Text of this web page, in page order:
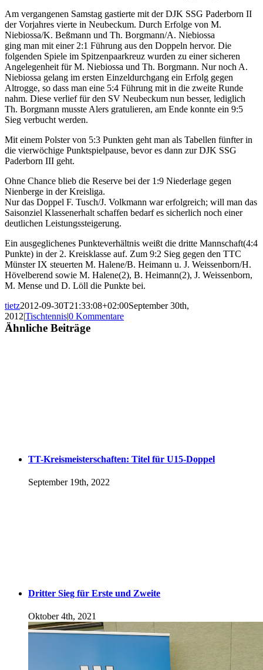
Am vergangenen Samstag gastierte mit der DJK SSG Paderborn II
der Vorjahres vierte in Neubeckum. Durch Erfolge von M.
Niebiossa/K. Beßmann und Th. Borgmann/A. Niebiossa
ging man mit einer 2:1 Führung aus den Doppeln hervor. Die
folgenden Spiele im Spitzenpaarkreuz wurden zu einer sicheren
Angelegenheit für M. Niebiossa und Th. Borgmann. Nur noch A.
Niebiossa gelang im ersten Einzeldurchgang ein Erfolg gegen
Altrogge, so dass man eine 5:4 Führung mit in die zweite Runde
nahm. Diese verlief für den SV Neubeckum nun besser, lediglich
Th. Borgmann musste Alers gratulieren, am Ende konnte ein 9:5
Sieg verbucht werden.
Mit einem Polster von 5:3 Punkten geht man als Tabellen fünfter in
die vierwöchige Punktspielpause, bevor es dann zur DJK SSG
Paderborn III geht.
Ohne Chance blieb die Reserve bei der 1:9 Niederlage gegen
Nienberge in der Kreisliga.
Nur das Doppel F. Tusch/J. Volkmann war erfolgreich; will man das
Saisonziel Klassenerhalt schaffen bedarf es sicherlich noch einer
deutlichen Leistungssteigerung.
Ein ausgeglichenes Punkteverhältnis weißt die dritte Mannschaft(4:4
Punkte) in der 2. Kreisklasse auf. Zum 9:2 Sieg gegen den TTC
Münster IX steuerten M. Halene/B. Heimann u. J. Weissenborn/H.
Hövelberend sowie M. Halene(2), B. Heimann(2), J. Weissenborn,
M. Mense und D. Löll die Punkte bei.
tietz2012-09-30T21:33:08+02:00September 30th,
2012|Tischtennis|0 Kommentare
Ähnliche Beiträge
TT-Kreismeisterschaften: Titel für U15-Doppel
September 19th, 2022
Dritter Sieg für Erste und Zweite
Oktober 4th, 2021